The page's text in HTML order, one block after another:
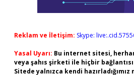
Reklam ve İletişim: Skype:
Yasal Uyarı: Bu internet sitesi,
veya şahıs şirketi ile hiçbir
Sitede yalnızca kendi